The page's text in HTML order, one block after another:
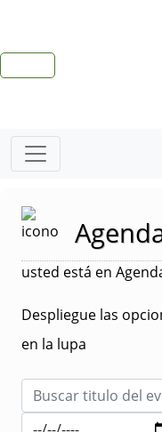
usted está en
Despliegue las
en la lupa